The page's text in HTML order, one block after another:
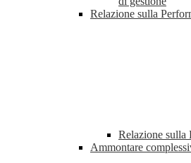
Relazione sulla
Relazione sulla
Ammontare